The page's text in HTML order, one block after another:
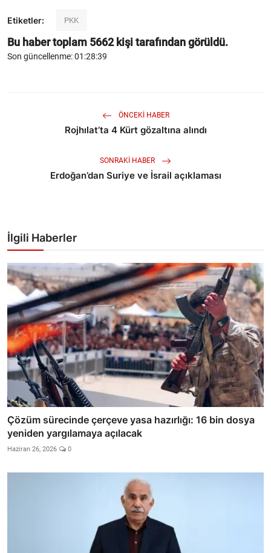
Etiketler: PKK
Bu haber toplam 5662kişi tarafından görüldü.
Son güncellenme: 01:28:39
ÖNCEKI HABER
Rojhılat’ta 4 Kürt gözaltına alındı
SONRAKI HABER
Erdoğan’dan Suriye ve İsrail açıklaması
İlgili Haberler
Çözüm sürecinde çerçeve yasa hazırlığı: 16 bin dosya
yeniden yargılamaya açılacak
Haziran 26, 2026 0